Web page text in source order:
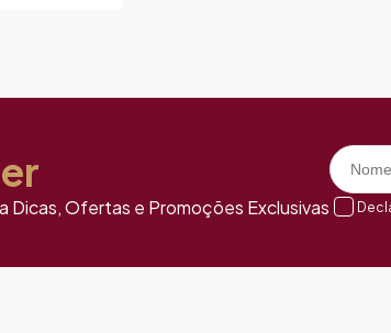
Dicas, Ofertas e Promoções Exclusivas